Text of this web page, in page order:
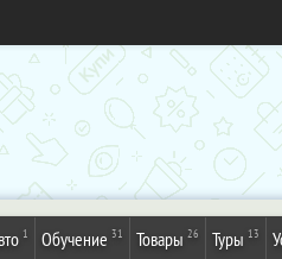
1 Обучение 31 Товары 26 Туры 13